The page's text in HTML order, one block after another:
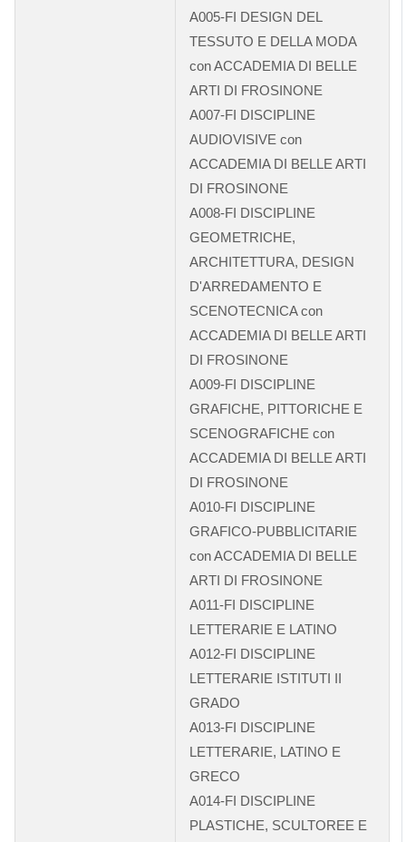
A005-FI DESIGN DEL
TESSUTO E DELLA MODA
con ACCADEMIA DI BELLE
ARTI DI FROSINONE
A007-FI DISCIPLINE
AUDIOVISIVE con
ACCADEMIA DI BELLE ARTI
DI FROSINONE
A008-FI DISCIPLINE
GEOMETRICHE,
ARCHITETTURA, DESIGN
D'ARREDAMENTO E
SCENOTECNICA con
ACCADEMIA DI BELLE ARTI
DI FROSINONE
A009-FI DISCIPLINE
GRAFICHE, PITTORICHE E
SCENOGRAFICHE con
ACCADEMIA DI BELLE ARTI
DI FROSINONE
A010-FI DISCIPLINE
GRAFICO-PUBBLICITARIE
con ACCADEMIA DI BELLE
ARTI DI FROSINONE
A011-FI DISCIPLINE
LETTERARIE E LATINO
A012-FI DISCIPLINE
LETTERARIE ISTITUTI II
GRADO
A013-FI DISCIPLINE
LETTERARIE, LATINO E
GRECO
A014-FI DISCIPLINE
PLASTICHE, SCULTOREE E